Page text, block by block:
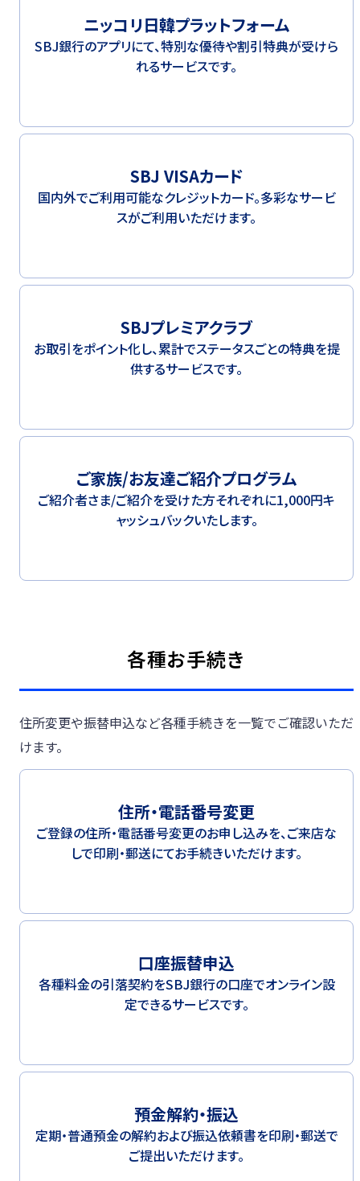
ニッコリ日韓プラットフォーム
SBJ銀行のアプリにて、特別な優待や割引特典が受けら
れるサービスです。
SBJ VISAカード
国内外でご利用可能なクレジットカード。多彩なサービ
スがご利用いただけます。
SBJプレミアクラブ
お取引をポイント化し、累計でステータスごとの特典を提
供するサービスです。
ご家族/お友達ご紹介プログラム
ご紹介者さま/ご紹介を受けた方それぞれに1,000円キ
ャッシュバックいたします。
各種お手続き
住所変更や振替申込など各種手続きを一覧でご確認いただ
けます。
住所・電話番号変更
ご登録の住所・電話番号変更のお申し込みを、ご来店な
しで印刷・郵送にてお手続きいただけます。
口座振替申込
各種料金の引落契約をSBJ銀行の口座でオンライン設
定できるサービスです。
預金解約・振込
定期・普通預金の解約および振込依頼書を印刷・郵送で
ご提出いただけます。